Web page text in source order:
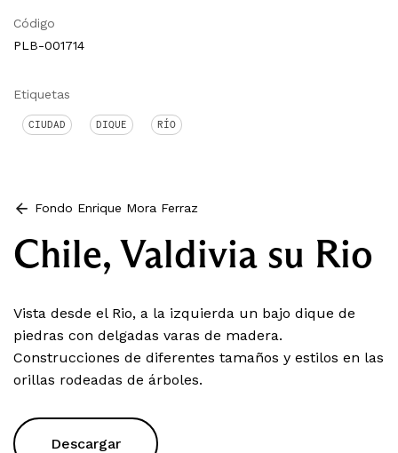
Código
PLB-001714
Etiquetas
CIUDAD DIQUE RÍO
Fondo Enrique Mora Ferraz
Chile, Valdivia su Rio
Vista desde el Rio, a la izquierda un bajo dique de
piedras con delgadas varas de madera.
Construcciones de diferentes tamaños y estilos en las
orillas rodeadas de árboles.
Descargar